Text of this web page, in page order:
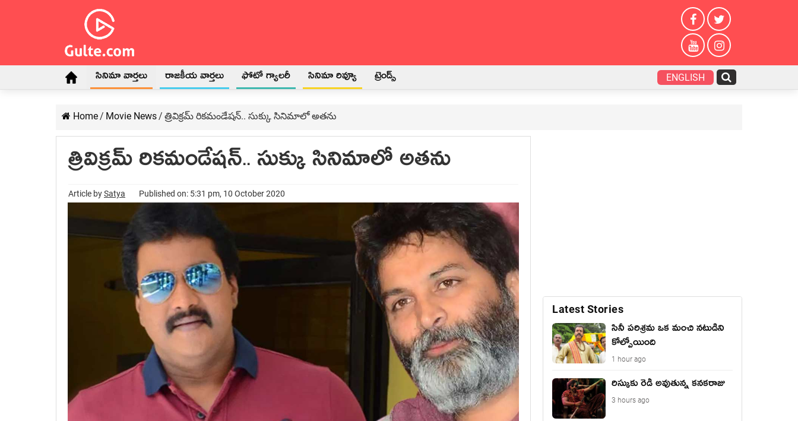
సినిమా వార్తలు రాజకీయ వార్తలు ఫోటో గ్యాలరీ సినిమా రివ్యూ ట్రెండ్స్ ENGLISH
Home/ Movie News/ త్రివిక్రమ్ రికమండేషన్.. సుక్కు సినిమాలో అతను
త్రివిక్రమ్ రికమండేషన్.. సుక్కు సినిమాలో అతను
Article bySatya Published on: 5:31 pm, 10 October 2020
Latest Stories
సినీ పరిశ్రమ ఒక మంచి నటుడిని
కోల్పోయింది
1 hour ago
రిస్కుకు రెడీ అవుతున్న కనకరాజు
3 hours ago